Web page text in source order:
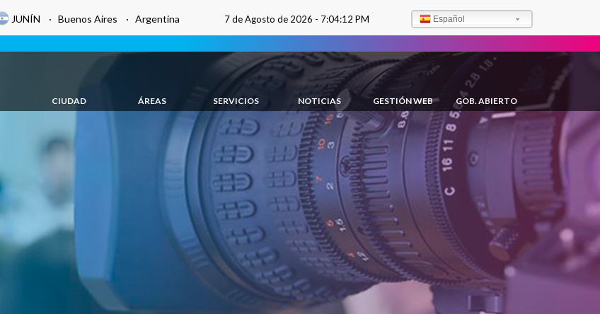
JUNÍN · Buenos Aires · Argentina 7 de Agosto de 2026 - 7:04:13 PM Español
CIUDAD ÁREAS SERVICIOS NOTICIAS GESTIÓN WEB GOB. ABIERTO